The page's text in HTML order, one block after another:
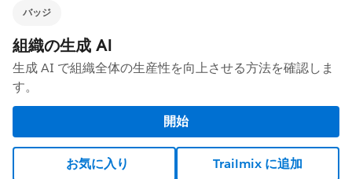
バッジ
組織の生成 AI
生成 AI で組織全体の生産性を向上させる方法を確認しま
す。
開始
お気に入り Trailmix に追加